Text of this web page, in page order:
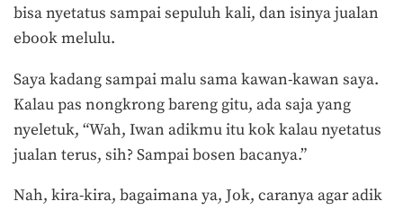
bisa nyetatus sampai sepuluh kali, dan isinya jualan
ebook melulu.
Saya kadang sampai malu sama kawan-kawan saya.
Kalau pas nongkrong bareng gitu, ada saja yang
nyeletuk, “Wah, Iwan adikmu itu kok kalau nyetatus
jualan terus, sih? Sampai bosen bacanya.”
Nah, kira-kira, bagaimana ya, Jok, caranya agar adik